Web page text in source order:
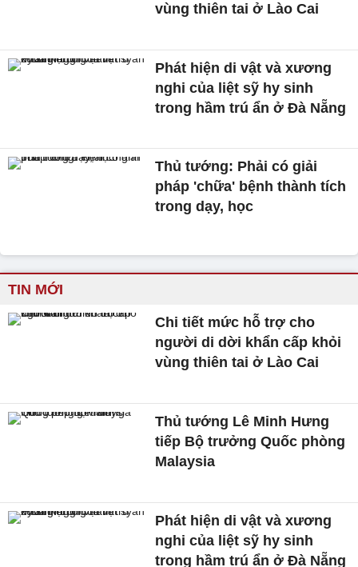
vùng thiên tai ở Lào Cai
Phát hiện di vật và xương
nghi của liệt sỹ hy sinh
trong hầm trú ẩn ở Đà Nẵng
Thủ tướng: Phải có giải
pháp 'chữa' bệnh thành tích
trong dạy, học
TIN MỚI
Chi tiết mức hỗ trợ cho
người di dời khẩn cấp khỏi
vùng thiên tai ở Lào Cai
Thủ tướng Lê Minh Hưng
tiếp Bộ trưởng Quốc phòng
Malaysia
Phát hiện di vật và xương
nghi của liệt sỹ hy sinh
trong hầm trú ẩn ở Đà Nẵng